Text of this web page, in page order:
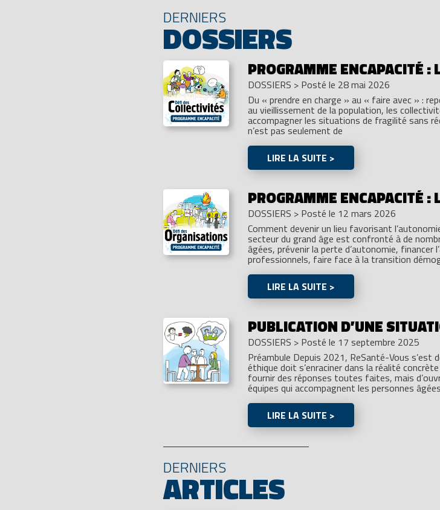
DERNIERS
DOSSIERS
PROGRAMME ENCAPACITÉ :
DOSSIERS > Posté le 28 mai 2026
Du « prendre en charge » au « faire avec » :
au vieillissement de la population, les
accompagner les situations de fragilité sans
n’est pas seulement de
LIRE LA SUITE >
PROGRAMME ENCAPACITÉ :
DOSSIERS > Posté le 12 mars 2026
Comment devenir un lieu favorisant
secteur du grand âge est confronté à de
âgées, prévenir la perte d’autonomie, financer
professionnels, faire face à la transition
LIRE LA SUITE >
PUBLICATION D’UNE
DOSSIERS > Posté le 17 septembre 2025
Préambule Depuis 2021, ReSanté-Vous s’est
éthique doit s’enraciner dans la réalité
fournir des réponses toutes faites, mais
équipes qui accompagnent les personnes
LIRE LA SUITE >
DERNIERS
ARTICLES